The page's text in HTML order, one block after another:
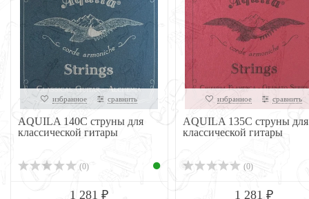
избранное сравнить
AQUILA 140C струны для
классической гитары
(0)
1 281 ₽
избранное сравнить
AQUILA 135C струны
классической гитары
(0)
1 281 ₽